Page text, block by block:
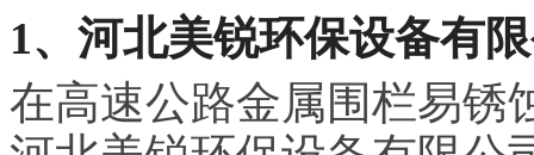
1、河北美锐环保设备有
在高速公路金属围栏易锈